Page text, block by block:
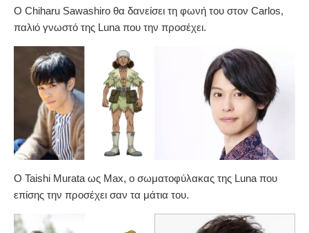
O Chiharu Sawashiro θα δανείσει τη φωνή του στον Carlos,
παλιό γνωστό της Luna που την προσέχει.
O Taishi Murata ως Max, ο σωματοφύλακας της Luna που
επίσης την προσέχει σαν τα μάτια του.